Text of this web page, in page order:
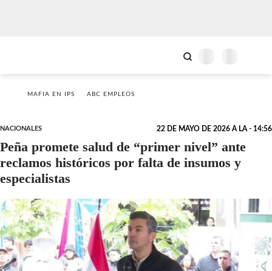
MAFIA EN IPS ABC EMPLEOS
NACIONALES 22 DE MAYO DE 2026 A LA - 14:56
Peña promete salud de “primer nivel” ante
reclamos históricos por falta de insumos y
especialistas